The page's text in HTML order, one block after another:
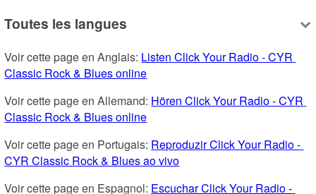
Toutes les langues
Voir cette page en Anglais: Listen Click Your Radio - CYR
Classic Rock & Blues online
Voir cette page en Allemand: Hören Click Your Radio - CYR
Classic Rock & Blues online
Voir cette page en Portugais: Reproduzir Click Your Radio -
CYR Classic Rock & Blues ao vivo
Voir cette page en Espagnol: Escuchar Click Your Radio -